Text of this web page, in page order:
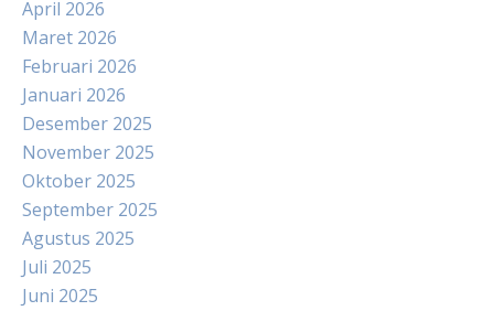
April 2026
Maret 2026
Februari 2026
Januari 2026
Desember 2025
November 2025
Oktober 2025
September 2025
Agustus 2025
Juli 2025
Juni 2025